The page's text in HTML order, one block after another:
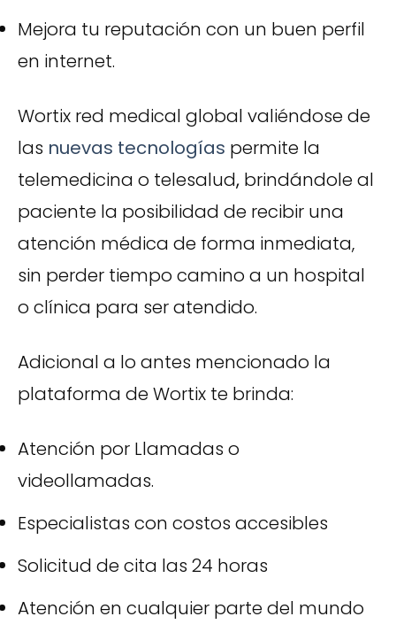
Mejora tu reputación con un buen perfil
en internet.
Wortix red medical global valiéndose de
las nuevas tecnologías permite la
telemedicina o telesalud, brindándole al
paciente la posibilidad de recibir una
atención médica de forma inmediata,
sin perder tiempo camino a un hospital
o clínica para ser atendido.
Adicional a lo antes mencionado la
plataforma de Wortix te brinda:
Atención por Llamadas o
videollamadas.
Especialistas con costos accesibles
Solicitud de cita las 24 horas
Atención en cualquier parte del mundo